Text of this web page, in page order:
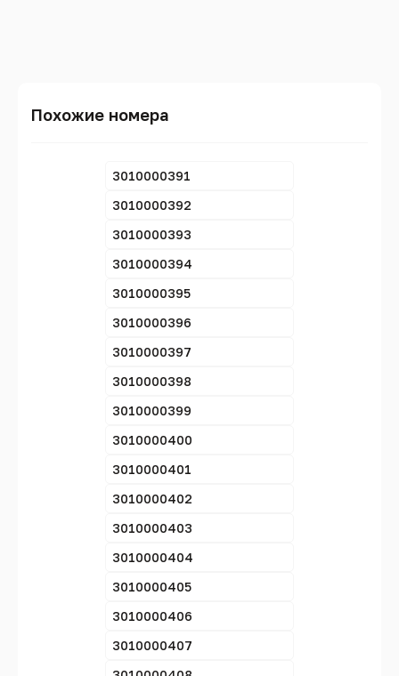
Похожие номера
3010000391
3010000392
3010000393
3010000394
3010000395
3010000396
3010000397
3010000398
3010000399
3010000400
3010000401
3010000402
3010000403
3010000404
3010000405
3010000406
3010000407